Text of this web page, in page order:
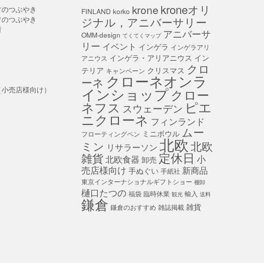
つぶやき
つぶやき
売店様向け）
FINLAND korko krone kroneオリ
ジナル，アニバーサリー
OMM-design てくてくマップ アニバーサ
リー イベント インゲラ インゲラアリ
アニウス インゲラ・アリアニウス イン
テリア キャンペーン クリスマス クロ
ーネ クローネオンラ
インショップクロー
ネフス スウェーデン ピエ
ニクローネ フィンランド
フローティングペン ミニボウル ムー
ミン リサラーソン 北欧北欧
雑貨北欧食器 卸売 定休日小
売店様向け 手ぬぐい 手紙社 新商品
東京インターナショナルギフトショー 棚卸
樋口たつの 福袋 臨時休業 観光 輸入 送料
鎌倉 鎌倉のおすすめ 雑誌掲載 雑貨